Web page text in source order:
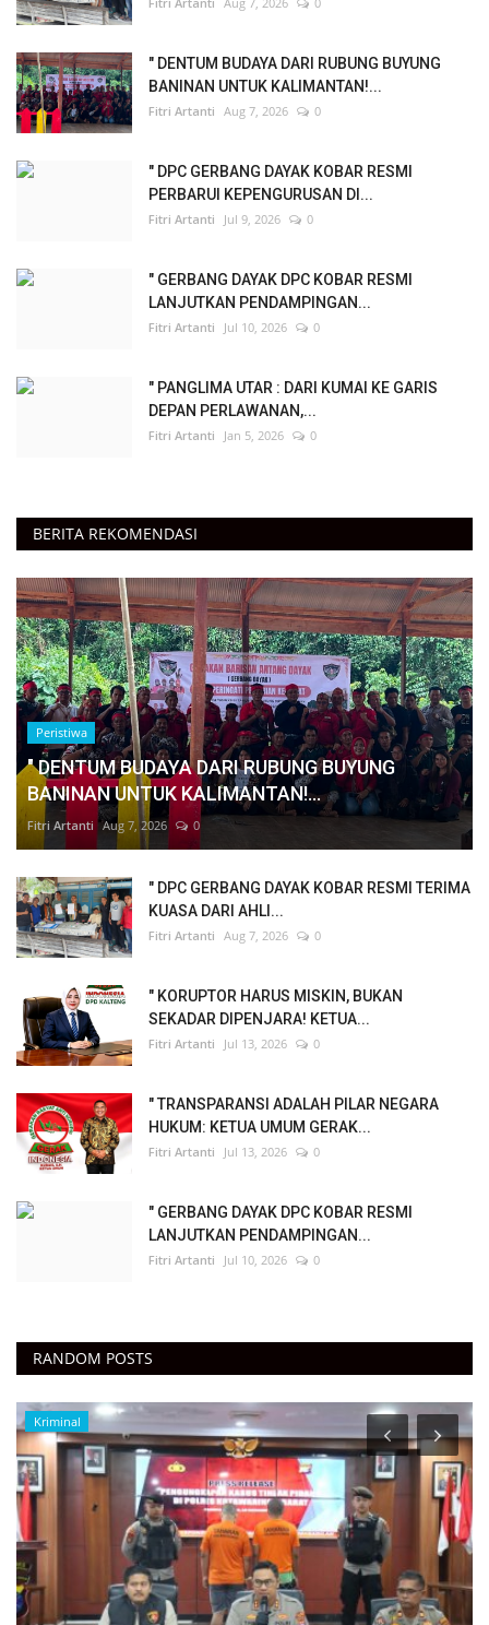
" DENTUM BUDAYA DARI RUBUNG BUYUNG
BANINAN UNTUK KALIMANTAN!...
Fitri Artanti Aug 7, 2026 0
" DPC GERBANG DAYAK KOBAR RESMI
PERBARUI KEPENGURUSAN DI...
Fitri Artanti Jul 9, 2026 0
" GERBANG DAYAK DPC KOBAR RESMI
LANJUTKAN PENDAMPINGAN...
Fitri Artanti Jul 10, 2026 0
" PANGLIMA UTAR : DARI KUMAI KE GARIS
DEPAN PERLAWANAN,...
Fitri Artanti Jan 5, 2026 0
BERITA REKOMENDASI
Peristiwa
" DENTUM BUDAYA DARI RUBUNG BUYUNG
BANINAN UNTUK KALIMANTAN!...
Fitri Artanti Aug 7, 2026 0
" DPC GERBANG DAYAK KOBAR RESMI TERIMA
KUASA DARI AHLI...
Fitri Artanti Aug 7, 2026 0
" KORUPTOR HARUS MISKIN, BUKAN
SEKADAR DIPENJARA! KETUA...
Fitri Artanti Jul 13, 2026 0
" TRANSPARANSI ADALAH PILAR NEGARA
HUKUM: KETUA UMUM GERAK...
Fitri Artanti Jul 13, 2026 0
" GERBANG DAYAK DPC KOBAR RESMI
LANJUTKAN PENDAMPINGAN...
Fitri Artanti Jul 10, 2026 0
RANDOM POSTS
Kriminal